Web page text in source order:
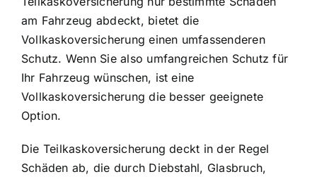
am Fahrzeug abdeckt, bietet die
Vollkaskoversicherung einen umfassenderen
Schutz. Wenn Sie also umfangreichen Schutz für
Ihr Fahrzeug wünschen, ist eine
Vollkaskoversicherung die besser geeignete
Option.
Die Teilkaskoversicherung deckt in der Regel
Schäden ab, die durch Diebstahl, Glasbruch,